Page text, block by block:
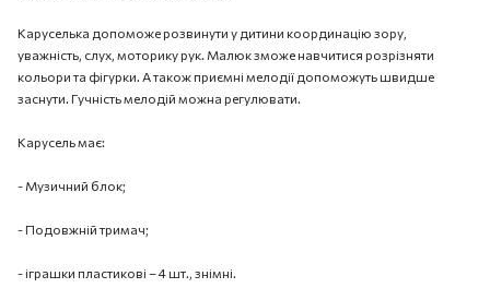
Каруселька допоможе розвинути у дитини координацію зору,
уважність, слух, моторику рук. Малюк зможе навчитися розрізняти
кольори та фігурки. А також приємні мелодії допоможуть швидше
заснути. Гучність мелодій можна регулювати.
Карусель має:
- Музичний блок;
- Подовжній тримач;
- іграшки пластикові – 4 шт., знімні.